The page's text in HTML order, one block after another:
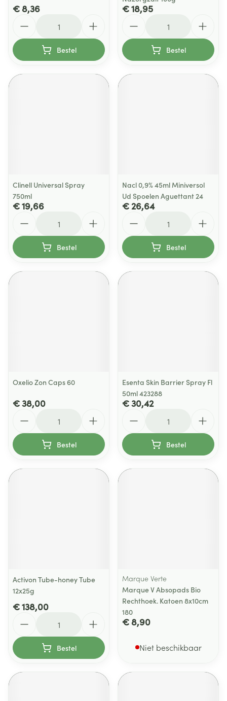
€ 8,36
Bestel
€ 18,95
Bestel
Clinell Universal Spray
750ml
€ 19,66
Bestel
Nacl 0,9% 45ml Miniversol
Ud Spoelen Aguettant 24
€ 26,64
Bestel
Oxelio Zon Caps 60
€ 38,00
Bestel
Esenta Skin Barrier Spray Fl
50ml 423288
€ 30,42
Bestel
Activon Tube-honey Tube
12x25g
€ 138,00
Bestel
Marque Verte
Marque V Absopads Bio
Rechthoek. Katoen 8x10cm
180
€ 8,90
Niet beschikbaar